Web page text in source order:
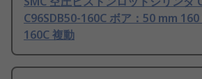
C96SDB50-160C ボア：50 mm
160C 複動